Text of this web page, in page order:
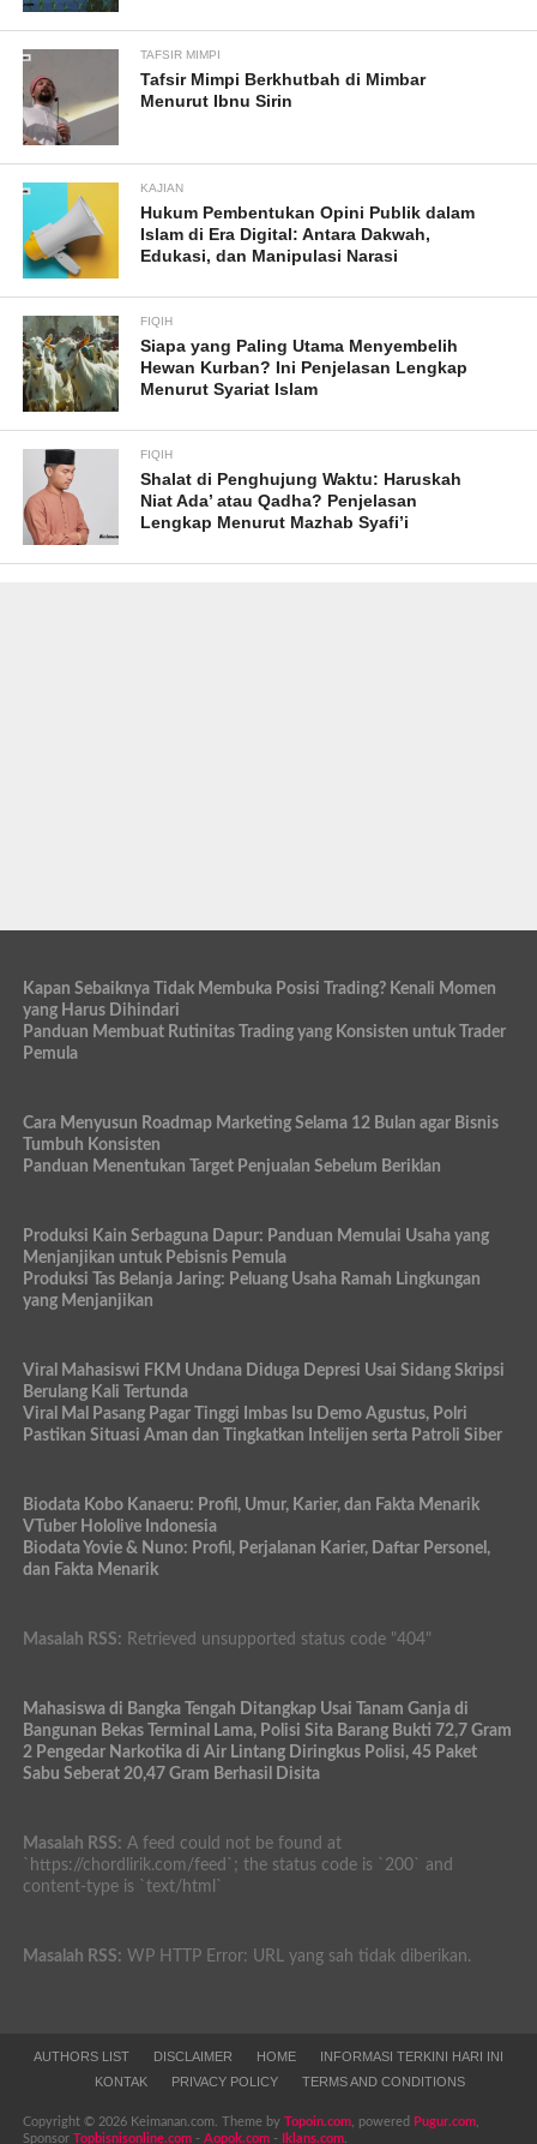
TAFSIR MIMPI
Tafsir Mimpi Berkhutbah di Mimbar
Menurut Ibnu Sirin
KAJIAN
Hukum Pembentukan Opini Publik dalam
Islam di Era Digital: Antara Dakwah,
Edukasi, dan Manipulasi Narasi
FIQIH
Siapa yang Paling Utama Menyembelih
Hewan Kurban? Ini Penjelasan Lengkap
Menurut Syariat Islam
FIQIH
Shalat di Penghujung Waktu: Haruskah
Niat Ada’ atau Qadha? Penjelasan
Lengkap Menurut Mazhab Syafi’i
Kapan Sebaiknya Tidak Membuka Posisi Trading? Kenali Momen
yang Harus Dihindari
Panduan Membuat Rutinitas Trading yang Konsisten untuk Trader
Pemula
Cara Menyusun Roadmap Marketing Selama 12 Bulan agar Bisnis
Tumbuh Konsisten
Panduan Menentukan Target Penjualan Sebelum Beriklan
Produksi Kain Serbaguna Dapur: Panduan Memulai Usaha yang
Menjanjikan untuk Pebisnis Pemula
Produksi Tas Belanja Jaring: Peluang Usaha Ramah Lingkungan
yang Menjanjikan
Viral Mahasiswi FKM Undana Diduga Depresi Usai Sidang Skripsi
Berulang Kali Tertunda
Viral Mal Pasang Pagar Tinggi Imbas Isu Demo Agustus, Polri
Pastikan Situasi Aman dan Tingkatkan Intelijen serta Patroli Siber
Biodata Kobo Kanaeru: Profil, Umur, Karier, dan Fakta Menarik
VTuber Hololive Indonesia
Biodata Yovie & Nuno: Profil, Perjalanan Karier, Daftar Personel,
dan Fakta Menarik
Masalah RSS: Retrieved unsupported status code "404"
Mahasiswa di Bangka Tengah Ditangkap Usai Tanam Ganja di
Bangunan Bekas Terminal Lama, Polisi Sita Barang Bukti 72,7 Gram
2 Pengedar Narkotika di Air Lintang Diringkus Polisi, 45 Paket
Sabu Seberat 20,47 Gram Berhasil Disita
Masalah RSS: A feed could not be found at
`https://chordlirik.com/feed`; the status code is `200` and
content-type is `text/html`
Masalah RSS: WP HTTP Error: URL yang sah tidak diberikan.
AUTHORS LIST DISCLAIMER HOME
INFORMASI TERKINI HARI INI
KONTAK
PRIVACY POLICY TERMS AND CONDITIONS
Copyright © 2026 Keimanan.com. Theme by Topoin.com, powered Pugur.com,
Sponsor Topbisnisonline.com- Aopok.com- Iklans.com.